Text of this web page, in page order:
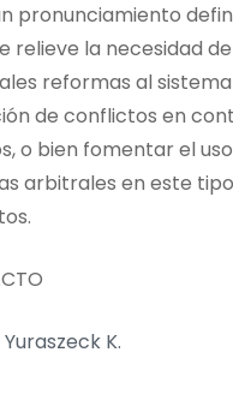
pronunciamiento
relieve la necesidad
reformas al
de conflictos en
o bien fomentar el
arbitrales en este
K.